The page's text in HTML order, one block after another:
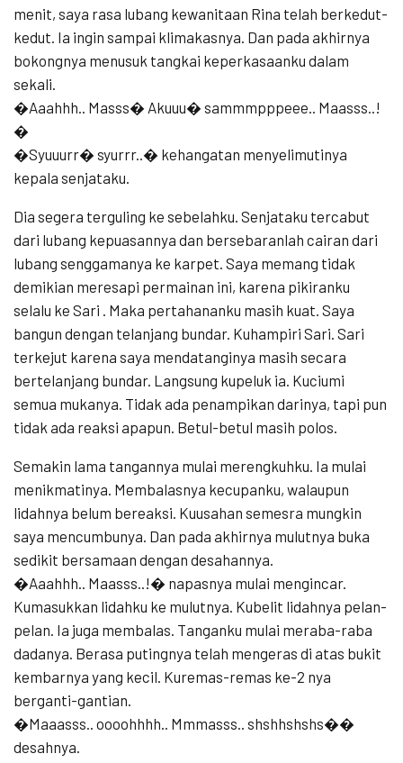
menit, saya rasa lubang kewanitaan Rina telah berkedut-
kedut. Ia ingin sampai klimakasnya. Dan pada akhirnya
bokongnya menusuk tangkai keperkasaanku dalam
sekali.
�Aaahhh.. Masss� Akuuu� sammmpppeee.. Maasss..!
�
�Syuuurr� syurrr..� kehangatan menyelimutinya
kepala senjataku.
Dia segera terguling ke sebelahku. Senjataku tercabut
dari lubang kepuasannya dan bersebaranlah cairan dari
lubang senggamanya ke karpet. Saya memang tidak
demikian meresapi permainan ini, karena pikiranku
selalu ke Sari . Maka pertahananku masih kuat. Saya
bangun dengan telanjang bundar. Kuhampiri Sari. Sari
terkejut karena saya mendatanginya masih secara
bertelanjang bundar. Langsung kupeluk ia. Kuciumi
semua mukanya. Tidak ada penampikan darinya, tapi pun
tidak ada reaksi apapun. Betul-betul masih polos.
Semakin lama tangannya mulai merengkuhku. Ia mulai
menikmatinya. Membalasnya kecupanku, walaupun
lidahnya belum bereaksi. Kuusahan semesra mungkin
saya mencumbunya. Dan pada akhirnya mulutnya buka
sedikit bersamaan dengan desahannya.
�Aaahhh.. Maasss..!� napasnya mulai mengincar.
Kumasukkan lidahku ke mulutnya. Kubelit lidahnya pelan-
pelan. Ia juga membalas. Tanganku mulai meraba-raba
dadanya. Berasa putingnya telah mengeras di atas bukit
kembarnya yang kecil. Kuremas-remas ke-2 nya
berganti-gantian.
�Maaasss.. oooohhhh.. Mmmasss.. shshhshshs��
desahnya.